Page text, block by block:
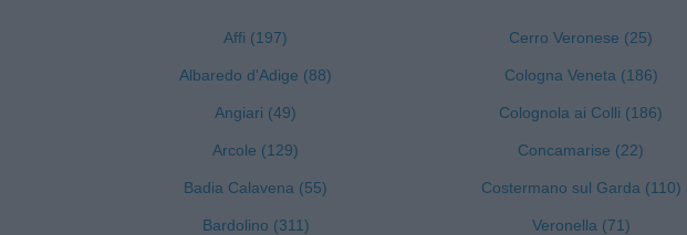
Affi (197)
Albaredo d'Adige (88)
Angiari (49)
Arcole (129)
Badia Calavena (55)
Bardolino (311)
Cerro Veronese (25)
Cologna Veneta (186)
Colognola ai Colli (186)
Concamarise (22)
Costermano sul Garda (110)
Veronella (71)